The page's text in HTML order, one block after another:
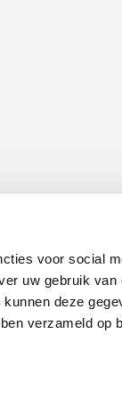
voor social
uw gebruik van
deze
verzameld op